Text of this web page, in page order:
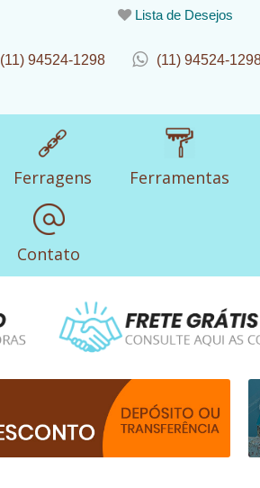
Lista de Desejos
(11) 94524-1298 (11) 94524-
Ferragens Ferramentas
Contato